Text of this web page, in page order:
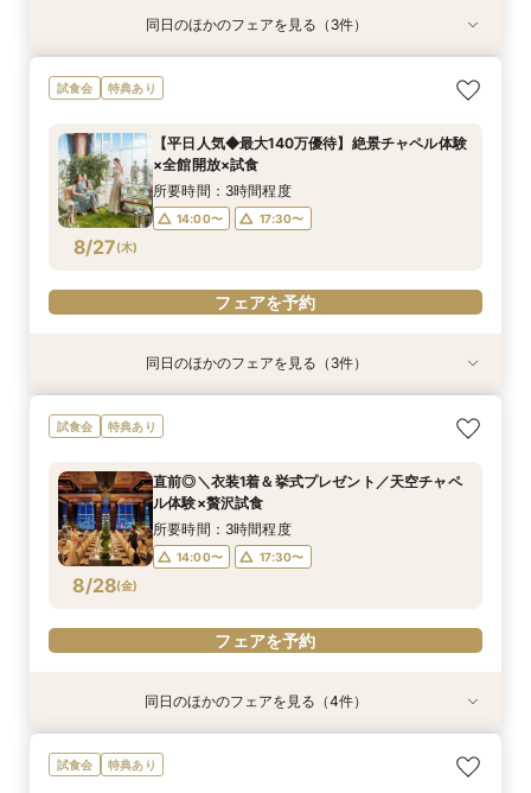
特典あり
8/26(水)
当日予約OK！絶景*天空チャペル&上質空間体験
*模擬挙式×安心相談会×人気ドレス特典×豪華試
所要時間：3時間程度
特典あり
8/26(水)
当日◎【2名～OK！少人数婚】大阪駅直結*絶景
チャペル×相談会
14:00〜
特典あり
8/26(水)
【平日夜限定】地上150m絶景ナイトウェディン
グ×クイック相談会
17:30〜
同日のほかのフェアを見る（3件）
試食会 特典あり
8/27(木)
【平日人気◆最大140万優待】絶景チャペル体験
×全館開放×試食
所要時間：3時間程度
14:00〜 17:30〜
フェアを予約
特典あり
8/27(木)
当日予約OK！絶景*天空チャペル&上質空間体験
*模擬挙式×安心相談会×人気ドレス特典×豪華試
所要時間：3時間程度
特典あり
8/27(木)
【平日夜限定】地上150m絶景ナイトウェディン
グ×クイック相談会
17:30〜
特典あり
8/27(木)
当日◎【2名～OK！少人数婚】大阪駅直結*絶景
チャペル×相談会
14:00〜 17:30〜
同日のほかのフェアを見る（3件）
試食会 特典あり
8/28(金)
直前◎＼衣装1着＆挙式プレゼント／天空チャペ
ル体験×贅沢試食
所要時間：3時間程度
14:00〜 17:30〜
フェアを予約
特典あり
当日予約OK！絶景*天空チャペル&上質空間体験
*模擬挙式×安心相談会×人気ドレス特典×豪華試
特典あり
当日◎【2名～OK！少人数婚】大阪駅直結*絶景
チャペル×相談会
特典あり
【平日夜限定】地上150m絶景ナイトウェディン
グ×クイック相談会
特典あり
【平日人気◆最大140万優待】絶景チャペル×全
館開放×絶品試食
同日のほかのフェアを見る（4件）
試食会 特典あり